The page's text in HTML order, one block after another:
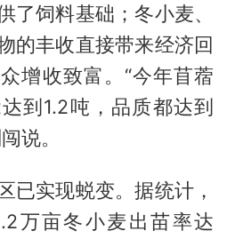
了饲料基础；冬小麦、
的丰收直接带来经济回
增收致富。“今年苜蓿
到1.2吨，品质都达到
说。
已实现蜕变。据统计，
万亩冬小麦出苗率达